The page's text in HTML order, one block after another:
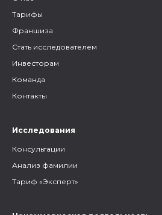
Тарифы
Франшиза
Стать исследователем
Инвесторам
Команда
Контакты
Исследования
Консультации
Анализ фамилии
Тариф «Эксперт»